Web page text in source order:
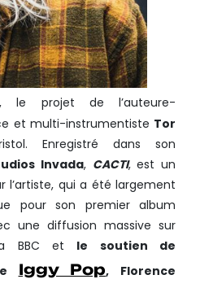
, le projet de l’auteure-
et multi-instrumentiste Tor
Enregistré dans son
Invada, CACTI, est un
l’artiste, qui a été largement
pour son premier album
une diffusion massive sur
BBC et le soutien de
Iggy Pop, Florence